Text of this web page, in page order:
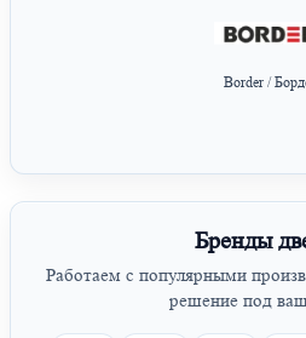
Border /
Бренды
Работаем с популярными
решение под